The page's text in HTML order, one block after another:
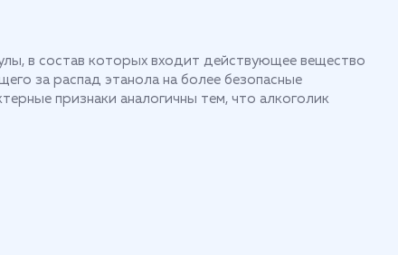
в состав которых входит действующее вещество
за распад этанола на более безопасные
признаки аналогичны тем, что алкоголик